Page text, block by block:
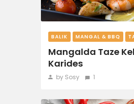
BALIK MANGAL & BBQ
Mangalda Taze
Karides
by Sosy 1